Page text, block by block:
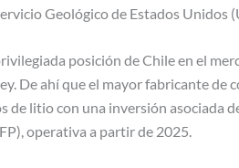
Geológico de Estados Unidos
posición de Chile en el
De ahí que el mayor fabricante de
de litio con una inversión asociada
operativa a partir de 2025.